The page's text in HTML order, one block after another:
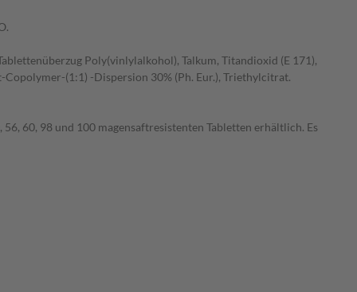
Poly(vinlylalkohol), Talkum, Titandioxid (E 171),
(1:1) -Dispersion 30% (Ph. Eur.), Triethylcitrat.
60, 98 und 100 magensaftresistenten Tabletten erhältlich. Es